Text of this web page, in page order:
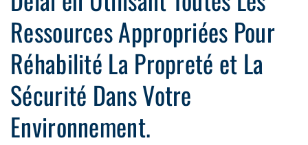
Ressources Appropriées Pour
Réhabilité La Propreté et La
Sécurité Dans Votre
Environnement.